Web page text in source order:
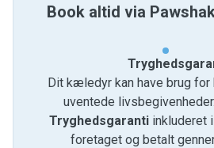
Book altid via
Dit kæledyr kan have brug
uventede
Tryghedsgaranti inkluderet
foretaget og betalt